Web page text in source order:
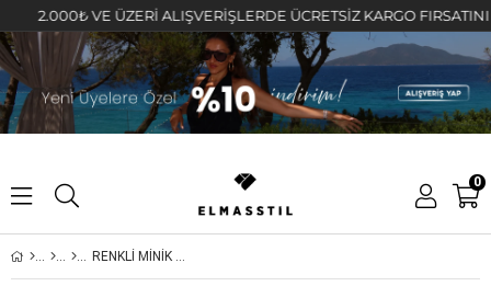
2.000₺ VE ÜZERİ ALIŞVERİŞLERDE ÜCRETSİZ KARGO FIRSATINI
0
RENKLİ MİNİK TAŞLI KÜPE 7mm